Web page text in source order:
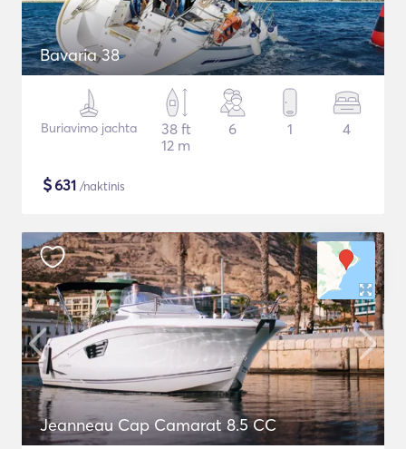
Bavaria 38
Buriavimo jachta
38 ft
12 m
6 1 4
$631 /naktinis
Jeanneau Cap Camarat 8.5 CC